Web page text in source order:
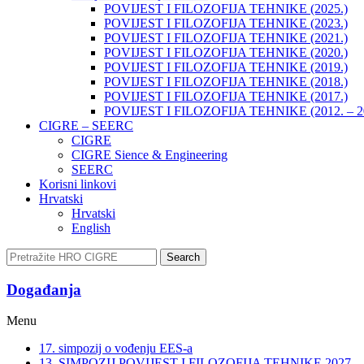
POVIJEST I FILOZOFIJA TEHNIKE (2025.)
POVIJEST I FILOZOFIJA TEHNIKE (2023.)
POVIJEST I FILOZOFIJA TEHNIKE (2021.)
POVIJEST I FILOZOFIJA TEHNIKE (2020.)
POVIJEST I FILOZOFIJA TEHNIKE (2019.)
POVIJEST I FILOZOFIJA TEHNIKE (2018.)
POVIJEST I FILOZOFIJA TEHNIKE (2017.)
POVIJEST I FILOZOFIJA TEHNIKE (2012. –
CIGRE – SEERC
CIGRE
CIGRE Sience & Engineering
SEERC
Korisni linkovi
Hrvatski
Hrvatski
English
Search
Događanja​
Menu
17. simpozij o vođenju EES-a